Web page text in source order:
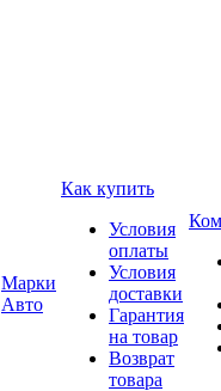
Марки
Авто
Как купить
Условия
оплаты
Условия
доставки
Гарантия
на товар
Возврат
товара